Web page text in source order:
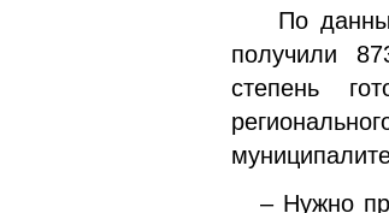
По данным
получили
степень
– Нужно